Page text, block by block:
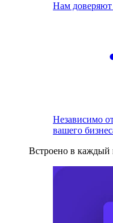
Нам
Независимо
вашего
Встроено в каждый